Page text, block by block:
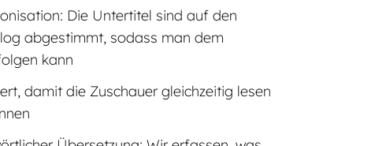
Die Untertitel sind auf den
abgestimmt, sodass man dem
kann
damit die Zuschauer gleichzeitig lesen